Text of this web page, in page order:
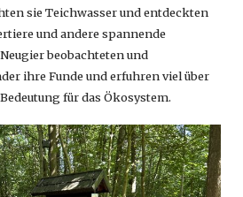
sie Teichwasser und entdeckten
und andere spannende
beobachteten und
ihre Funde und erfuhren viel über
für das Ökosystem.